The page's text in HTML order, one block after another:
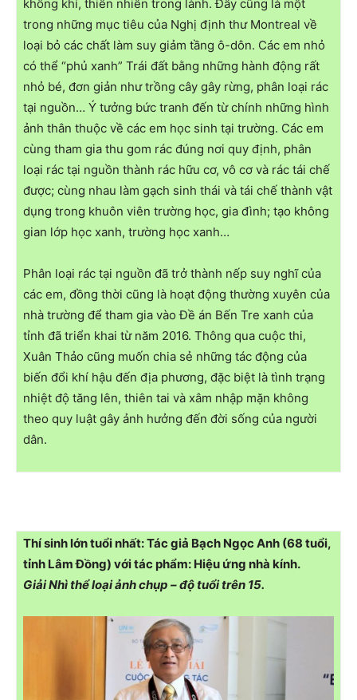
không khí, thiên nhiên trong lành. Đây cũng là một
trong những mục tiêu của Nghị định thư Montreal về
loại bỏ các chất làm suy giảm tầng ô-dôn. Các em nhỏ
có thể “phủ xanh” Trái đất bằng những hành động rất
nhỏ bé, đơn giản như trồng cây gây rừng, phân loại rác
tại nguồn… Ý tưởng bức tranh đến từ chính những hình
ảnh thân thuộc về các em học sinh tại trường. Các em
cùng tham gia thu gom rác đúng nơi quy định, phân
loại rác tại nguồn thành rác hữu cơ, vô cơ và rác tái chế
được; cùng nhau làm gạch sinh thái và tái chế thành vật
dụng trong khuôn viên trường học, gia đình; tạo không
gian lớp học xanh, trường học xanh…
Phân loại rác tại nguồn đã trở thành nếp suy nghĩ của
các em, đồng thời cũng là hoạt động thường xuyên của
nhà trường để tham gia vào Đề án Bến Tre xanh của
tỉnh đã triển khai từ năm 2016. Thông qua cuộc thi,
Xuân Thảo cũng muốn chia sẻ những tác động của
biến đổi khí hậu đến địa phương, đặc biệt là tình trạng
nhiệt độ tăng lên, thiên tai và xâm nhập mặn không
theo quy luật gây ảnh hưởng đến đời sống của người
dân.
Thí sinh lớn tuổi nhất: Tác giả Bạch Ngọc Anh (68 tuổi,
tỉnh Lâm Đồng) với tác phẩm: Hiệu ứng nhà kính.
Giải Nhì thể loại ảnh chụp – độ tuổi trên 15.